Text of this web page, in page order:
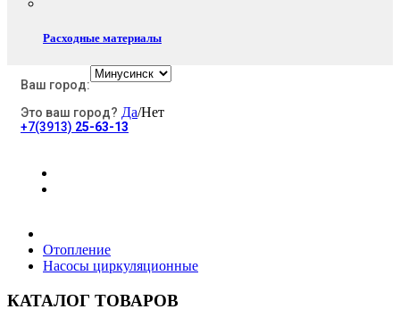
Расходные материалы
Электротовары
Хозяйственные товары
Ваш город:
Это ваш город? Да/Нет
+7(3913) 25-63-13
Отопление
Насосы циркуляционные
КАТАЛОГ ТОВАРОВ